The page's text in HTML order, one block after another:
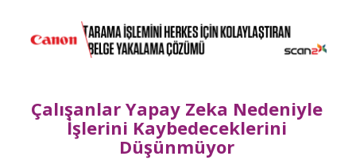
Çalışanlar Yapay Zeka Nedeniyle
İşlerini Kaybedeceklerini
Düşünmüyor